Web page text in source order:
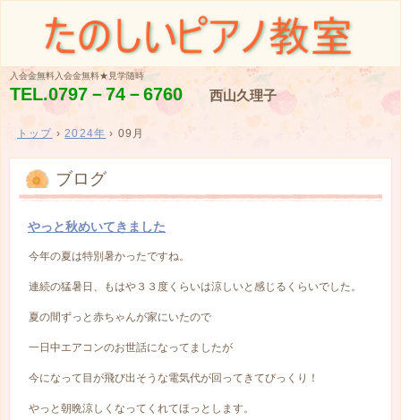
入会金無料入会金無料★見学随時
TEL.0797－74－6760 西山久理子
トップ ›2024年 › 09月
ブログ
やっと秋めいてきました
今年の夏は特別暑かったですね。
連続の猛暑日、もはや３３度くらいは涼しいと感じるくらいでした。
夏の間ずっと赤ちゃんが家にいたので
一日中エアコンのお世話になってましたが
今になって目が飛び出そうな電気代が回ってきてびっくり！
やっと朝晩涼しくなってくれてほっとします。